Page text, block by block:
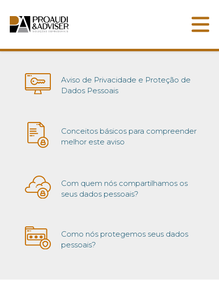
QUEM SOMOS
INFORMATIVO
LINKS ÚTEIS
Aviso de Privacidade e Proteção de
Dados Pessoais
Conceitos básicos para compreender
melhor este aviso
Com quem nós compartilhamos os
seus dados pessoais?
Como nós protegemos seus dados
pessoais?